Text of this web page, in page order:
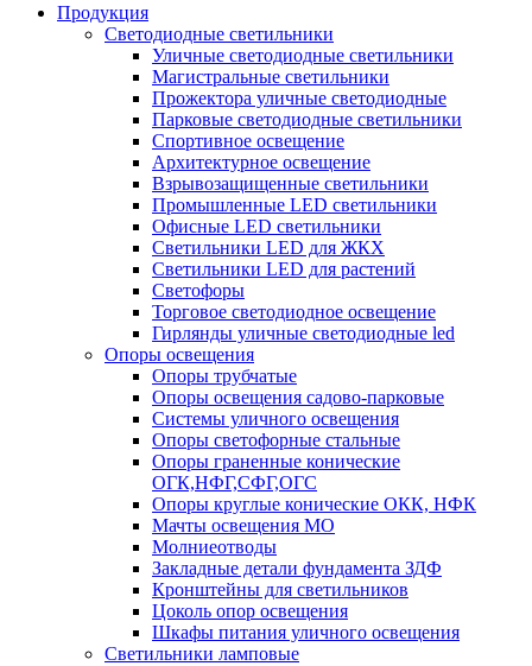
Продукция
Светодиодные светильники
Уличные светодиодные светильники
Магистральные светильники
Прожектора уличные светодиодные
Парковые светодиодные светильники
Спортивное освещение
Архитектурное освещение
Взрывозащищенные светильники
Промышленные LED светильники
Офисные LED светильники
Cветильники LED для ЖКХ
Светильники LED для растений
Светофоры
Торговое светодиодное освещение
Гирлянды уличные светодиодные led
Опоры освещения
Опоры трубчатые
Опоры освещения садово-парковые
Системы уличного освещения
Опоры светофорные стальные
Опоры граненные конические
ОГК,НФГ,СФГ,ОГС
Опоры круглые конические ОКК, НФК
Мачты освещения МО
Молниеотводы
Закладные детали фундамента ЗДФ
Кронштейны для светильников
Цоколь опор освещения
Шкафы питания уличного освещения
Светильники ламповые